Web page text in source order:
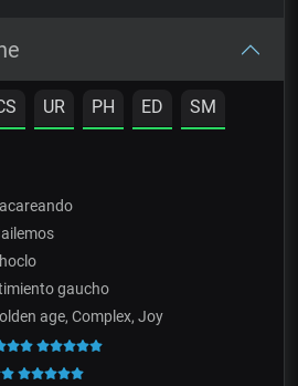
UR PH ED SM
gaucho
age, Complex, Joy